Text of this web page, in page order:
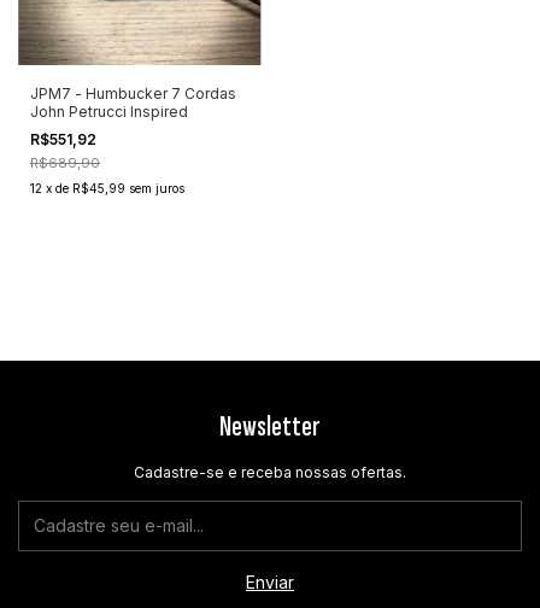
JPM7 - Humbucker 7 Cordas
John Petrucci Inspired
R$551,92
R$689,90
12 x de R$45,99 sem juros
Newsletter
Cadastre-se e receba nossas ofertas.